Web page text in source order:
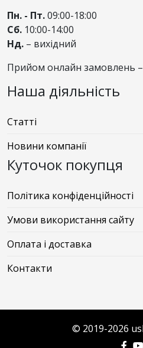
Пн. - Пт.09:00-18:00
Сб. 10:00-14:00
Нд. – вихідний
Прийом онлайн замовлень
Наша діяльність
Статті
Новини компанії
Куточок покупця
Політика конфіденційності
Умови використання сайту
Оплата і доставка
Контакти
© 2019-2026